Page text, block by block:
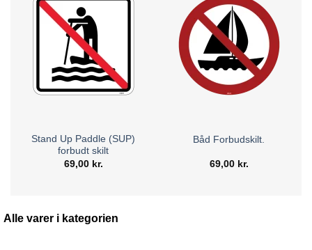
Stand Up Paddle (SUP)
forbudt skilt
69,00 kr.
Båd Forbudskilt.
69,00 kr.
Alle varer i kategorien